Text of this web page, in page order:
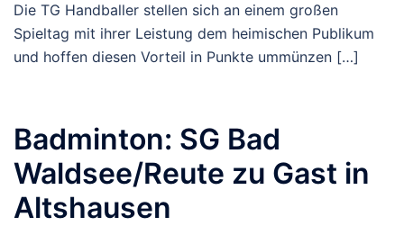
Die TG Handballer stellen sich an einem großen
Spieltag mit ihrer Leistung dem heimischen Publikum
und hoffen diesen Vorteil in Punkte ummünzen […]
Badminton: SG Bad
Waldsee/Reute zu Gast in
Altshausen